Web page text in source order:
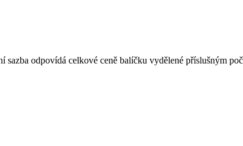
sazba odpovídá celkové ceně balíčku vydělené příslušným